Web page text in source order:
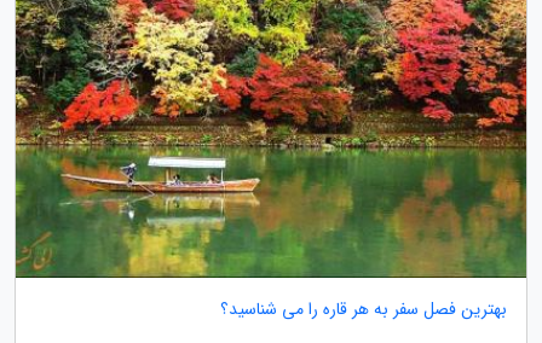
بهترین فصل سفر به هر قاره را می شناسید؟